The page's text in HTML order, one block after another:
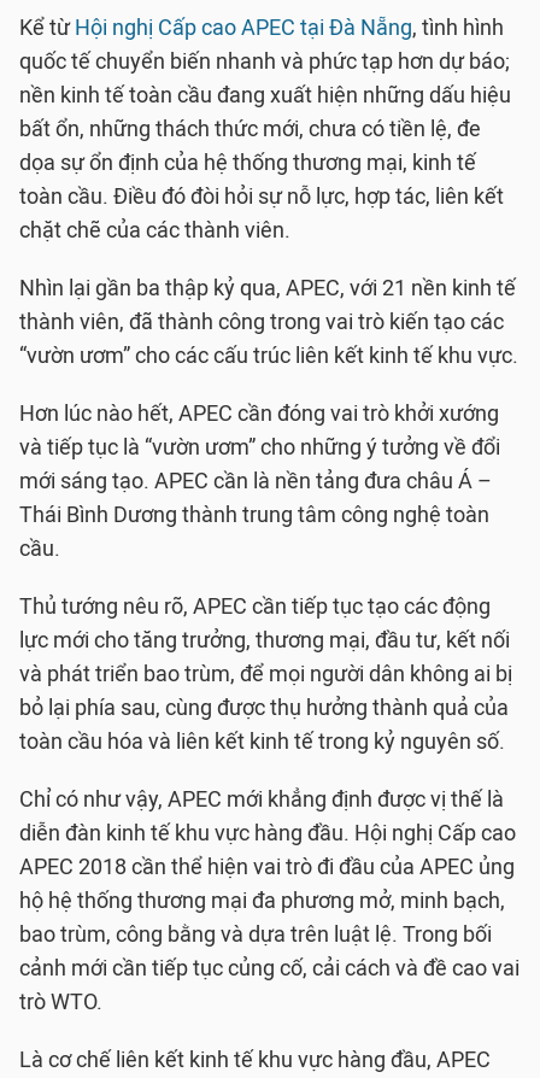
Kể từHội nghị Cấp cao APEC tại Đà Nẵng, tình hình
quốc tế chuyển biến nhanh và phức tạp hơn dự báo;
nền kinh tế toàn cầu đang xuất hiện những dấu hiệu
bất ổn, những thách thức mới, chưa có tiền lệ, đe
dọa sự ổn định của hệ thống thương mại, kinh tế
toàn cầu. Điều đó đòi hỏi sự nỗ lực, hợp tác, liên kết
chặt chẽ của các thành viên.
Nhìn lại gần ba thập kỷ qua, APEC, với 21 nền kinh tế
thành viên, đã thành công trong vai trò kiến tạo các
“vườn ươm” cho các cấu trúc liên kết kinh tế khu vực.
Hơn lúc nào hết, APEC cần đóng vai trò khởi xướng
và tiếp tục là “vườn ươm” cho những ý tưởng về đổi
mới sáng tạo. APEC cần là nền tảng đưa châu Á –
Thái Bình Dương thành trung tâm công nghệ toàn
cầu.
Thủ tướng nêu rõ, APEC cần tiếp tục tạo các động
lực mới cho tăng trưởng, thương mại, đầu tư, kết nối
và phát triển bao trùm, để mọi người dân không ai bị
bỏ lại phía sau, cùng được thụ hưởng thành quả của
toàn cầu hóa và liên kết kinh tế trong kỷ nguyên số.
Chỉ có như vậy, APEC mới khẳng định được vị thế là
diễn đàn kinh tế khu vực hàng đầu. Hội nghị Cấp cao
APEC 2018 cần thể hiện vai trò đi đầu của APEC ủng
hộ hệ thống thương mại đa phương mở, minh bạch,
bao trùm, công bằng và dựa trên luật lệ. Trong bối
cảnh mới cần tiếp tục củng cố, cải cách và đề cao vai
trò WTO.
Là cơ chế liên kết kinh tế khu vực hàng đầu, APEC